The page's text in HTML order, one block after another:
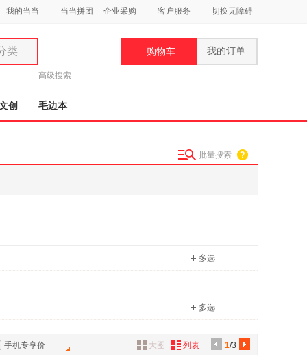
我的当当 当当拼团 企业采购 客户服务 切换无障碍
类
高级搜索
购物车 我的订单
创 毛边本
批量搜索
多选
多选
手机专享价 1/3
大图 列表